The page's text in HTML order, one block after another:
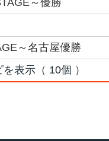
～名古屋優勝
表示（ 10個 ）